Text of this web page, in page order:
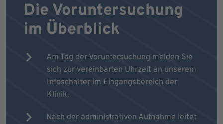
Die Voruntersuchung
im Überblick
Am Tag der Voruntersuchung melden Sie
sich zur vereinbarten Uhrzeit an unserem
Infoschalter im Eingangsbereich der
Klinik.
Nach der administrativen Aufnahme leitet